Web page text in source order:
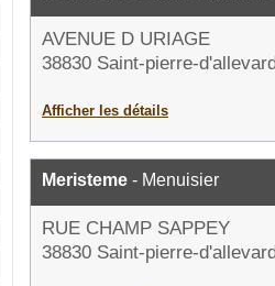
AVENUE D URIAGE
38830 Saint-pierre-
Afficher les détails
Meristeme - Menuisier
RUE CHAMP SAPPEY
38830 Saint-pierre-